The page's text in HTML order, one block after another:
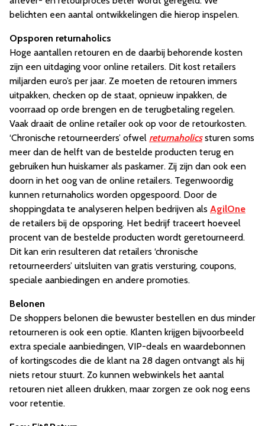
belichten een aantal ontwikkelingen die hierop inspelen.
Opsporen returnaholics
Hoge aantallen retouren en de daarbij behorende kosten
zijn een uitdaging voor online retailers. Dit kost retailers
miljarden euro’s per jaar. Ze moeten de retouren immers
uitpakken, checken op de staat, opnieuw inpakken, de
voorraad op orde brengen en de terugbetaling regelen.
Vaak draait de online retailer ook op voor de retourkosten.
‘Chronische retourneerders’ ofwel returnaholicssturen soms
meer dan de helft van de bestelde producten terug en
gebruiken hun huiskamer als paskamer. Zij zijn dan ook een
doorn in het oog van de online retailers. Tegenwoordig
kunnen returnaholics worden opgespoord. Door de
shoppingdata te analyseren helpen bedrijven als AgilOne
de retailers bij de opsporing. Het bedrijf traceert hoeveel
procent van de bestelde producten wordt geretourneerd.
Dit kan erin resulteren dat retailers ‘chronische
retourneerders’ uitsluiten van gratis versturing, coupons,
speciale aanbiedingen en andere promoties.
Belonen
De shoppers belonen die bewuster bestellen en dus minder
retourneren is ook een optie. Klanten krijgen bijvoorbeeld
extra speciale aanbiedingen, VIP-deals en waardebonnen
of kortingscodes die de klant na 28 dagen ontvangt als hij
niets retour stuurt. Zo kunnen webwinkels het aantal
retouren niet alleen drukken, maar zorgen ze ook nog eens
voor retentie.